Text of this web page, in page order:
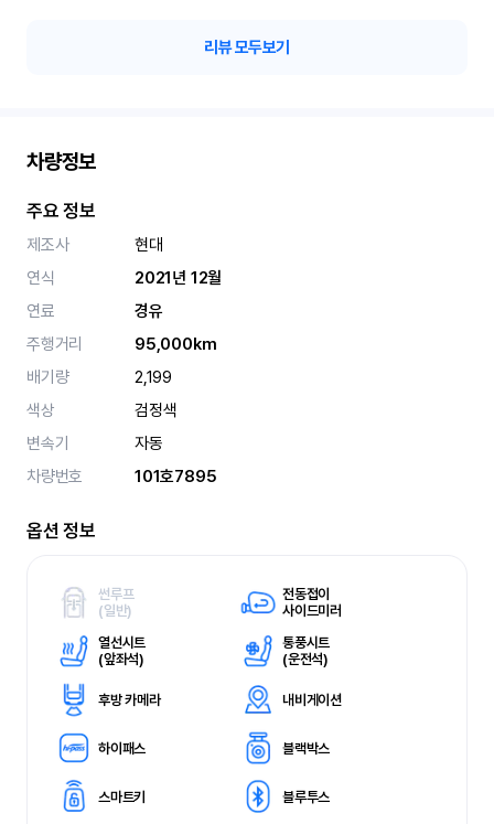
리뷰 모두보기
차량정보
주요 정보
제조사
현대
연식
2021년 12월
연료
경유
주행거리
95,000km
배기량
2,199
색상
검정색
변속기
자동
차량번호
101호7895
옵션 정보
썬루프
(일반)
전동접이
사이드미러
열선시트
(앞좌석)
통풍시트
(운전석)
후방 카메라 내비게이션
하이패스 블랙박스
스마트키 블루투스